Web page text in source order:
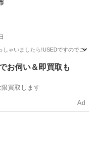
いましたら!USEDですのでご理
ノースフェイス
お伺い＆即買取も
買取します
Ad